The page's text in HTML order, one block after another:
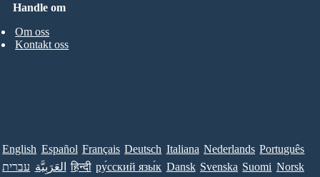
Handle om
Om oss
Kontakt oss
English Español Français Deutsch Italiana Nederlands Português
עברית العَرَبِيَّة हिन्दी ру́сский язы́к Dansk Svenska Suomi Norsk